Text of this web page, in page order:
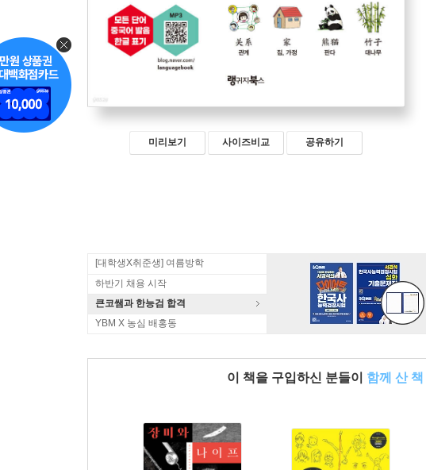
미리보기 사이즈비교 공유하기
[대학생X취준생] 여름방학
하반기 채용 시작
큰코쌤과 한능검 합격
YBM X 농심 배홍동
이 책을 구입하신 분들이 함께 산 책